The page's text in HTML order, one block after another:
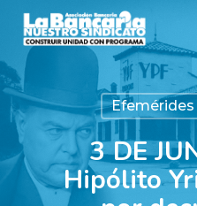
main
content
Efemérides
3 DE
Hipólito